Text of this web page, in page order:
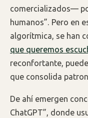
comercializados—
humanos”. Pero en
algorítmica, se han
que queremos
reconfortante,
que consolida
De ahí emergen
ChatGPT”, donde